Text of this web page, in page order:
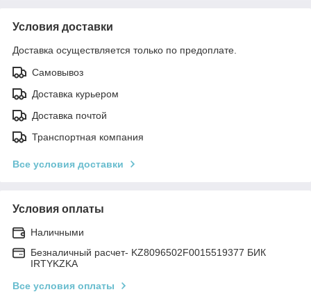
Условия доставки
Доставка осуществляется только по предоплате.
Самовывоз
Доставка курьером
Доставка почтой
Транспортная компания
Все условия доставки
Условия оплаты
Наличными
Безналичный расчет- KZ8096502F0015519377 БИК
IRTYKZKA
Все условия оплаты